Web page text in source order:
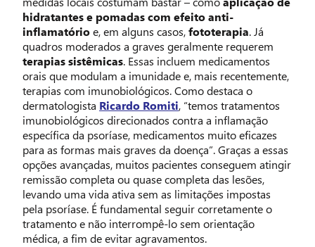
hidratantes e pomadas com efeito anti-
inflamatórioe, em alguns casos,fototerapia. Já
quadros moderados a graves geralmente requerem
terapias sistêmicas. Essas incluem medicamentos
orais que modulam a imunidade e, mais recentemente,
terapias com imunobiológicos. Como destaca o
dermatologista Ricardo Romiti, “temos tratamentos
imunobiológicos direcionados contra a inflamação
específica da psoríase, medicamentos muito eficazes
para as formas mais graves da doença”. Graças a essas
opções avançadas, muitos pacientes conseguem atingir
remissão completa ou quase completa das lesões,
levando uma vida ativa sem as limitações impostas
pela psoríase. É fundamental seguir corretamente o
tratamento e não interrompê-lo sem orientação
médica, a fim de evitar agravamentos.